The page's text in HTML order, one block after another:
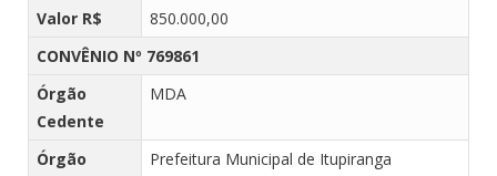
Valor R$
850.000,00
CONVÊNIO Nº 769861
Órgão
Cedente
MDA
Órgão
Prefeitura Municipal de Itupiranga